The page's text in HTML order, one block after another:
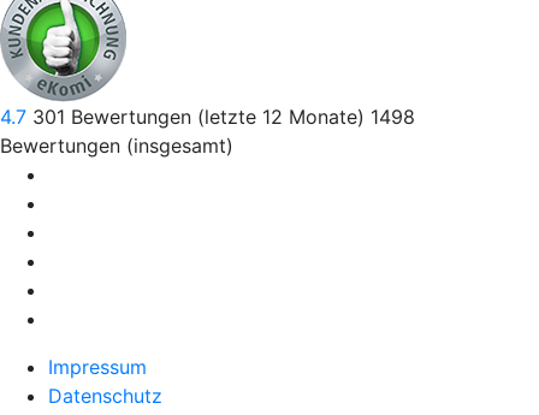
4.7 301 Bewertungen (letzte 12 Monate) 1498
Bewertungen (insgesamt)
Impressum
Datenschutz